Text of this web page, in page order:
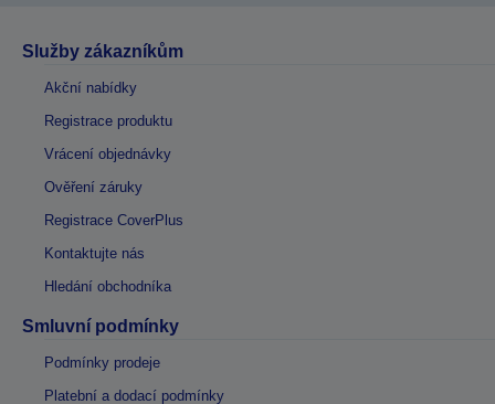
Služby zákazníkům
Akční nabídky
Registrace produktu
Vrácení objednávky
Ověření záruky
Registrace CoverPlus
Kontaktujte nás
Hledání obchodníka
Smluvní podmínky
Podmínky prodeje
Platební a dodací podmínky